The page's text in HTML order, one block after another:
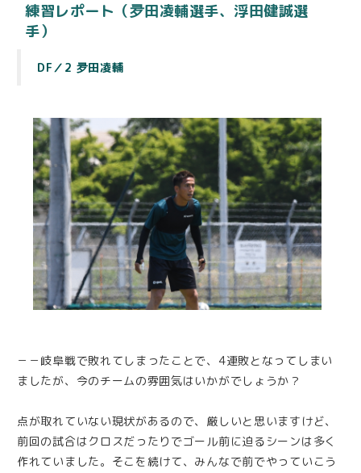
練習レポート（夛田凌輔選手、浮田健誠選
手）
DF／2 夛田凌輔
－－岐阜戦で敗れてしまったことで、4連敗となってしまい
ましたが、今のチームの雰囲気はいかがでしょうか？
点が取れていない現状があるので、厳しいと思いますけど、
前回の試合はクロスだったりでゴール前に迫るシーンは多く
作れていました。そこを続けて、みんなで前でやっていこう